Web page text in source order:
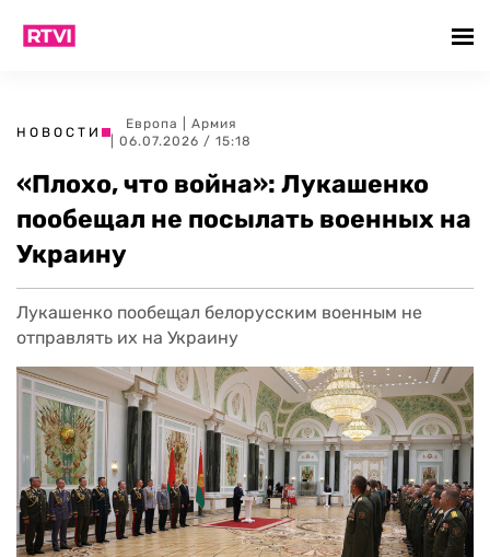
НОВОСТИ
Европа
Армия
| 06.07.2026 / 15:18
«Плохо, что война»: Лукашенко
пообещал не посылать военных на
Украину
Лукашенко пообещал белорусским военным не
отправлять их на Украину